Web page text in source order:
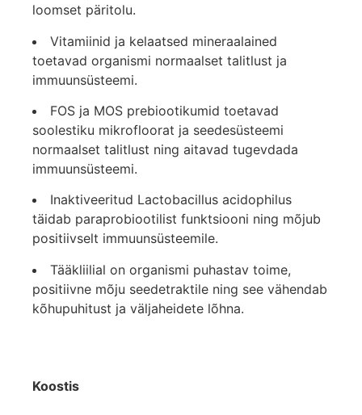
loomset päritolu.
Vitamiinid ja kelaatsed mineraalained
toetavad organismi normaalset talitlust ja
immuunsüsteemi.
FOS ja MOS prebiootikumid toetavad
soolestiku mikrofloorat ja seedesüsteemi
normaalset talitlust ning aitavad tugevdada
immuunsüsteemi.
Inaktiveeritud Lactobacillus acidophilus
täidab paraprobiootilist funktsiooni ning mõjub
positiivselt immuunsüsteemile.
Tääkliilial on organismi puhastav toime,
positiivne mõju seedetraktile ning see vähendab
kõhupuhitust ja väljaheidete lõhna.
Koostis